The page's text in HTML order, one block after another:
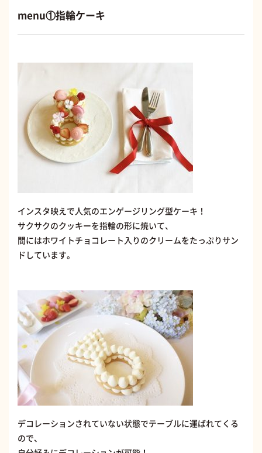
menu①指輪ケーキ
インスタ映えで人気のエンゲージリング型ケーキ！
サクサクのクッキーを指輪の形に焼いて、
間にはホワイトチョコレート入りのクリームをたっぷりサン
ドしています。
デコレーションされていない状態でテーブルに運ばれてくる
ので、